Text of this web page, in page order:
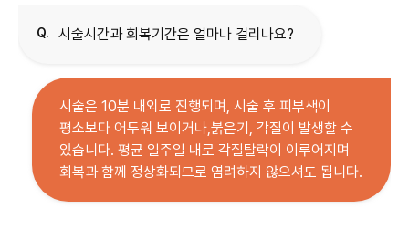
Q. 시술시간과 회복기간은 얼마나 걸리나요?
시술은 10분 내외로 진행되며, 시술 후 피부색이
평소보다 어두워 보이거나,붉은기, 각질이 발생할 수
있습니다. 평균 일주일 내로 각질탈락이 이루어지며
회복과 함께 정상화되므로 염려하지 않으셔도 됩니다.